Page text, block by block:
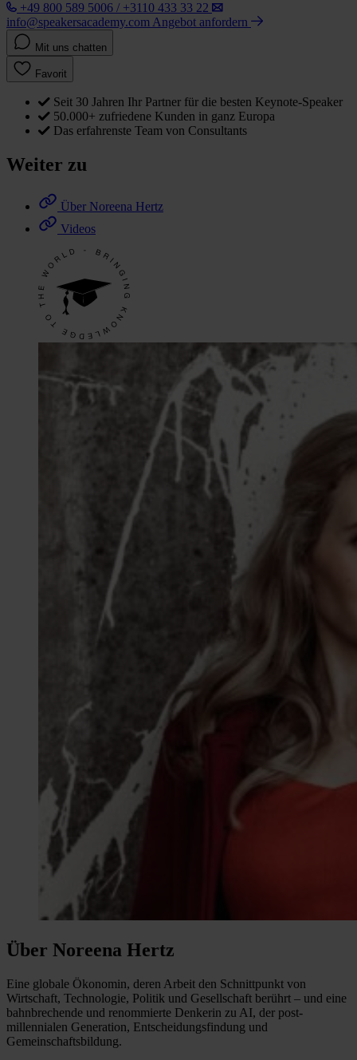
+49 800 589 5006 / +3110 433 33 22
info@speakersacademy.com Angebot anfordern
Mit uns chatten
Favorit
Seit 30 Jahren Ihr Partner für die besten Keynote-Speaker
50.000+ zufriedene Kunden in ganz Europa
Das erfahrenste Team von Consultants
Weiter zu
Über Noreena Hertz
Videos
Über Noreena Hertz
Eine globale Ökonomin, deren Arbeit den Schnittpunkt von
Wirtschaft, Technologie, Politik und Gesellschaft berührt – und eine
bahnbrechende und renommierte Denkerin zu AI, der post-
millennialen Generation, Entscheidungsfindung und
Gemeinschaftsbildung.